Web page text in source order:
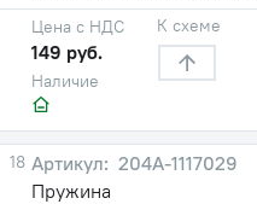
Наличие
Цена с НДС
149 руб.
К схеме
18
204А-1117029
Пружина